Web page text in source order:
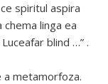
spiritul aspira
linga ea
blind …” .
a metamorfoza.